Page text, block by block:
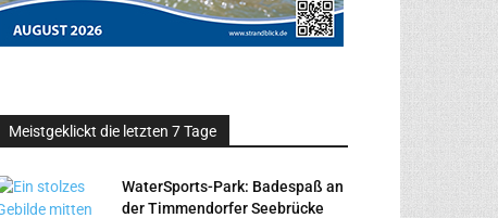
Meistgeklickt die letzten 7 Tage
WaterSports-Park: Badespaß an
der Timmendorfer Seebrücke